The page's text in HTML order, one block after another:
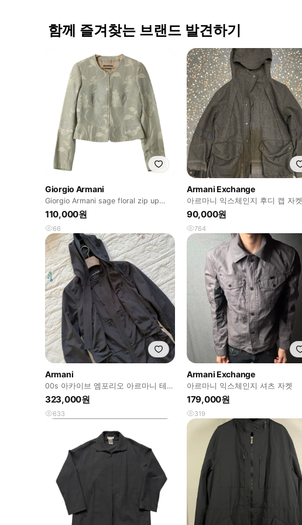
함께 즐겨찾는 브랜드 발견하기
Giorgio Armani
Giorgio Armani sage floral zip up
jacket
110,000원
66
Armani Exchange
아르마니 익스체인지 후디 캡 자켓
90,000원
764
Armani
00s 아카이브 엠포리오 아르마니 테크
니컬 투웨이 레이어드 자켓
323,000원
633
Armani Exchange
아르마니 익스체인지 셔츠 자켓
179,000원
319